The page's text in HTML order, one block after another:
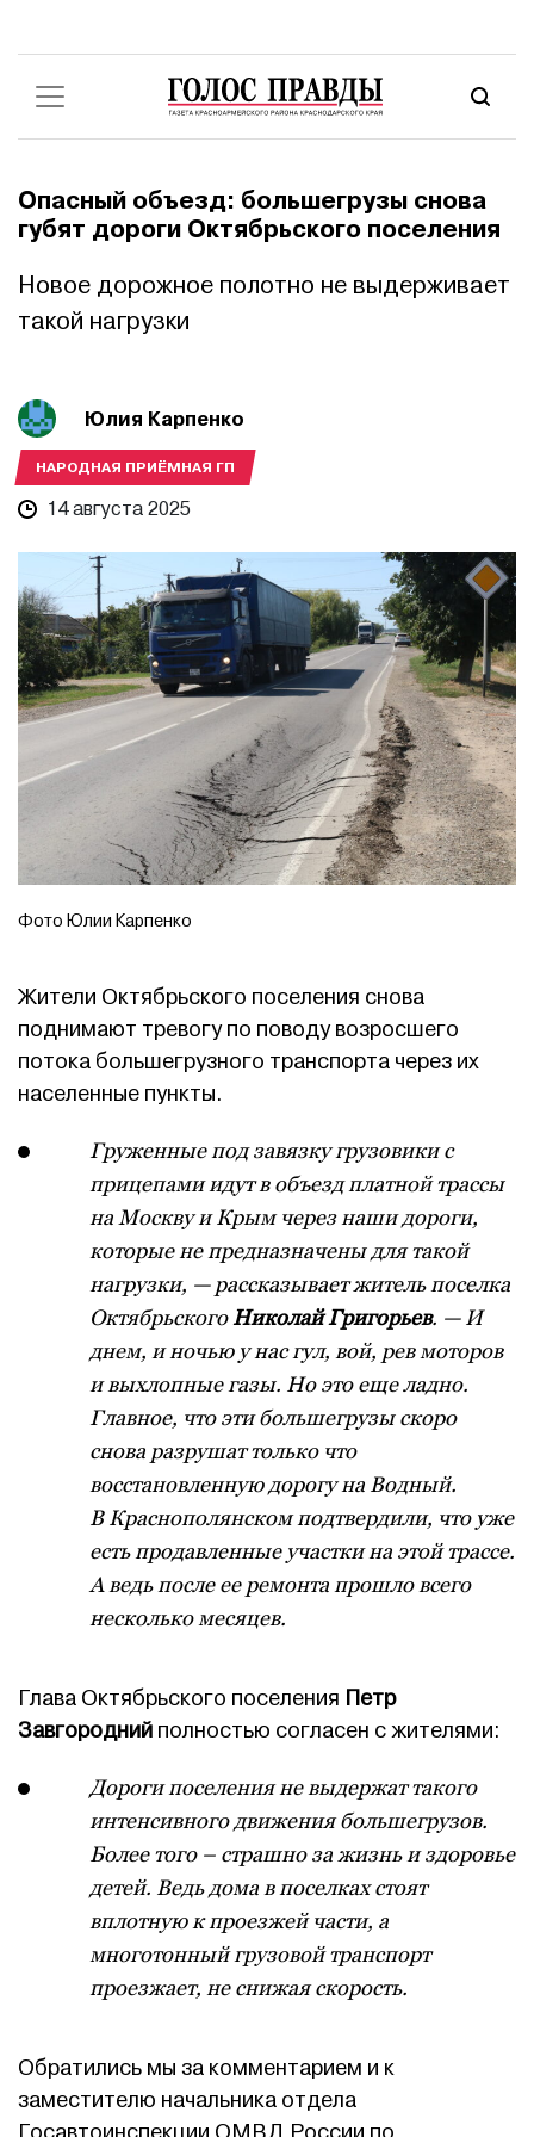
Опасный объезд: большегрузы снова
губят дороги Октябрьского поселения
Новое дорожное полотно не выдерживает
такой нагрузки
Юлия Карпенко
НАРОДНАЯ ПРИЁМНАЯ ГП
14 августа 2025
Фото Юлии Карпенко
Жители Октябрьского поселения снова
поднимают тревогу по поводу возросшего
потока большегрузного транспорта через их
населенные пункты.
Груженные под завязку грузовики с
прицепами идут в объезд платной трассы
на Москву и Крым через наши дороги,
которые не предназначены для такой
нагрузки, — рассказывает житель поселка
ОктябрьскогоНиколай Григорьев. — И
днем, и ночью у нас гул, вой, рев моторов
и выхлопные газы. Но это еще ладно.
Главное, что эти большегрузы скоро
снова разрушат только что
восстановленную дорогу на Водный.
В Краснополянском подтвердили, что уже
есть продавленные участки на этой трассе.
А ведь после ее ремонта прошло всего
несколько месяцев.
Глава Октябрьского поселения Петр
Завгородний полностью согласен с жителями:
Дороги поселения не выдержат такого
интенсивного движения большегрузов.
Более того – страшно за жизнь и здоровье
детей. Ведь дома в поселках стоят
вплотную к проезжей части, а
многотонный грузовой транспорт
проезжает, не снижая скорость.
Обратились мы за комментарием и к
заместителю начальника отдела